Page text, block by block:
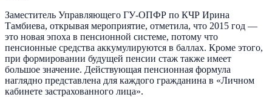
Заместитель Управляющего ГУ-ОПФР по КЧР Ирина
Тамбиева, открывая мероприятие, отметила, что 2015 год —
это новая эпоха в пенсионной системе, потому что
пенсионные средства аккумулируются в баллах. Кроме этого,
при формировании будущей пенсии стаж также имеет
большое значение. Действующая пенсионная формула
наглядно представлена для каждого гражданина в «Личном
кабинете застрахованного лица».